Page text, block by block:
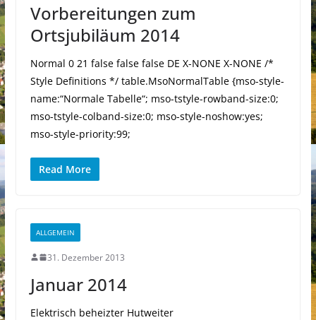
Vorbereitungen zum
Ortsjubiläum 2014
Normal 0 21 false false false DE X-NONE X-NONE /*
Style Definitions */ table.MsoNormalTable {mso-style-
name:“Normale Tabelle“; mso-tstyle-rowband-size:0;
mso-tstyle-colband-size:0; mso-style-noshow:yes;
mso-style-priority:99;
Read More
ALLGEMEIN
31. Dezember 2013
Januar 2014
Elektrisch beheizter Hutweiter